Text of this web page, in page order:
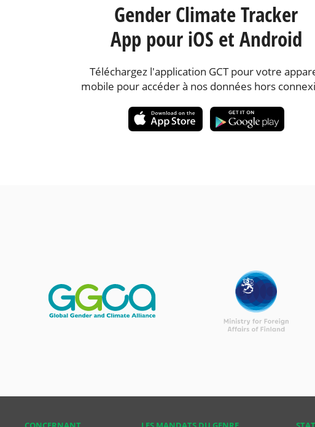
Gender Climate Tracker
App pour iOS et Android
Téléchargez l'application GCT pour votre
mobile pour accéder à nos données hors